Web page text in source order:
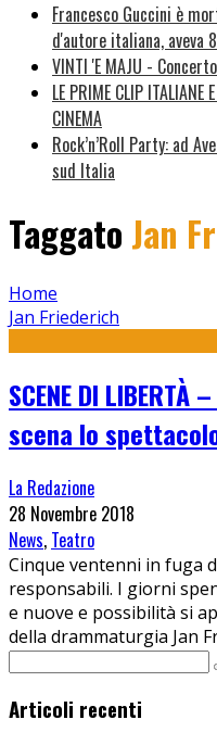
Francesco Guccini è
d'autore italiana, aveva
VINTI 'E MAJU -
LE PRIME CLIP ITALIANE
CINEMA
Rock’n’Roll Party: ad
sud Italia
Taggato Jan
Home
Jan Friederich
SCENE DI
scena lo
La Redazione
28 Novembre 2018
News, Teatro
Cinque ventenni in fuga
responsabili. I giorni
e nuove e possibilità si
della drammaturgia Jan
Articoli recenti